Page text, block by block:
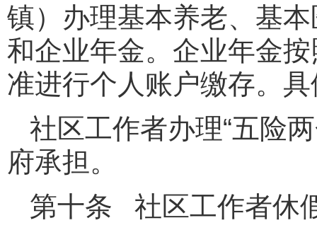
镇）办理基本养老、基
和企业年金。企业年金
准进行个人账户缴存。
社区工作者办理“五险
府承担。
第十条 社区工作者休